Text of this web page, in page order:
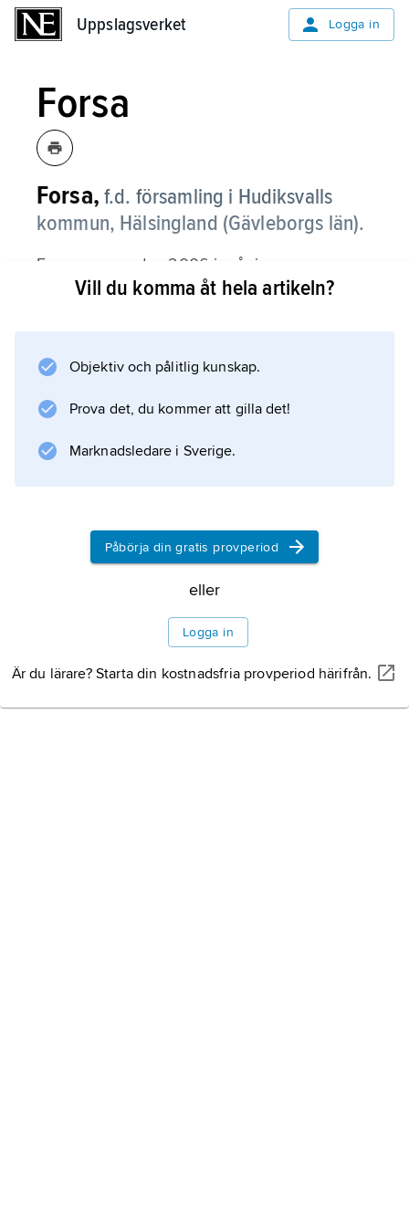
Uppslagsverket Logga in
Forsa
Forsa, f.d. församling i Hudiksvalls
kommun, Hälsingland (Gävleborgs län).
Forsa, som sedan 2006 ingår i
Forsa–Högs
vattensystem, vilka är omgivna av kuperade
Vill du komma åt hela artikeln?
Objektiv och pålitlig kunskap.
Prova det, du kommer att gilla det!
Marknadsledare i Sverige.
Påbörja din gratis provperiod
eller
Logga in
Är du lärare? Starta din kostnadsfria provperiod härifrån.